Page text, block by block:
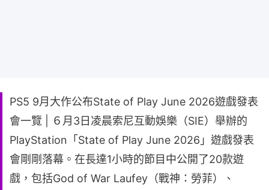
PS5 9月大作公布State of Play June 2026遊戲發表
會一覽 | ６月3日凌晨索尼互動娛樂（SIE）舉辦的
PlayStation「State of Play June 2026」遊戲發表
會剛剛落幕。在長達1小時的節目中公開了20款遊
戲，包括God of War Laufey（戰神：勞菲）、